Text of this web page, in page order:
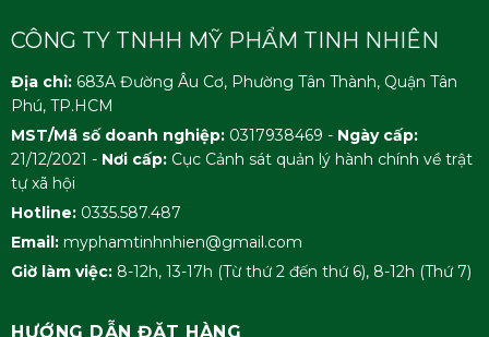
CÔNG TY TNHH MỸ PHẨM TINH NHIÊN
Địa chỉ: 683A Đường Âu Cơ, Phường Tân Thành, Quận Tân
Phú, TP.HCM
MST/Mã số doanh nghiệp: 0317938469 - Ngày cấp:
21/12/2021 - Nơi cấp: Cục Cảnh sát quản lý hành chính về trật
tự xã hội
Hotline: 0335.587.487
Email: myphamtinhnhien@gmail.com
Giờ làm việc: 8-12h, 13-17h (Từ thứ 2 đến thứ 6), 8-12h (Thứ 7)
HƯỚNG DẪN ĐẶT HÀNG